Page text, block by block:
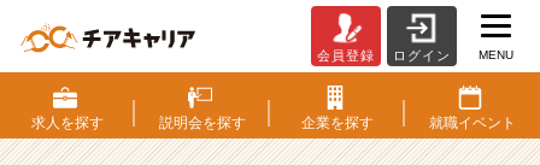
S・
選
考
会員登録 ログイン MENU
求人を探す 説明会を探す 企業を探す 就職イベント